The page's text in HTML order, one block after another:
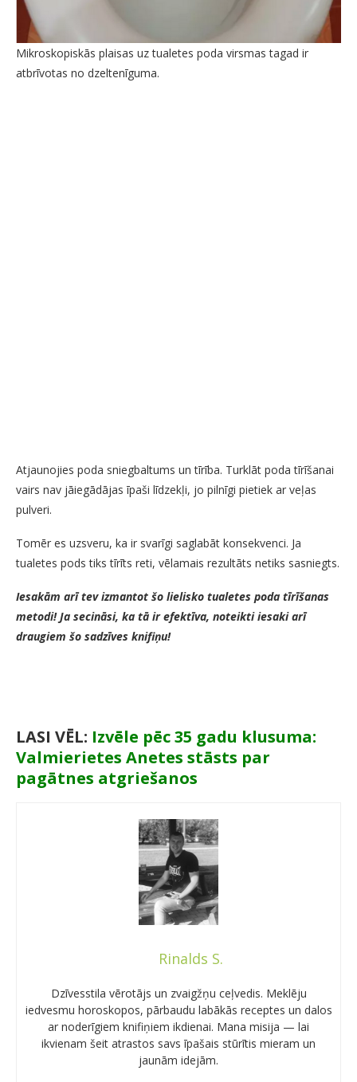
Mikroskopiskās plaisas uz tualetes poda virsmas tagad ir
atbrīvotas no dzeltenīguma.
Atjaunojies poda sniegbaltums un tīrība. Turklāt poda tīrīšanai
vairs nav jāiegādājas īpaši līdzekļi, jo pilnīgi pietiek ar veļas
pulveri.
Tomēr es uzsveru, ka ir svarīgi saglabāt konsekvenci. Ja
tualetes pods tiks tīrīts reti, vēlamais rezultāts netiks sasniegts.
Iesakām arī tev izmantot šo lielisko tualetes poda tīrīšanas
metodi! Ja secināsi, ka tā ir efektīva, noteikti iesaki arī
draugiem šo sadzīves knifiņu!
LASI VĒL: Izvēle pēc 35 gadu klusuma:
Valmierietes Anetes stāsts par
pagātnes atgriešanos
Rinalds S.
Dzīvesstila vērotājs un zvaigžņu ceļvedis. Meklēju
iedvesmu horoskopos, pārbaudu labākās receptes un dalos
ar noderīgiem knifiņiem ikdienai. Mana misija — lai
ikvienam šeit atrastos savs īpašais stūrītis mieram un
jaunām idejām.